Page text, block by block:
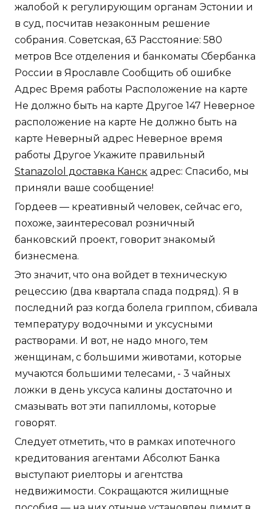
жалобой к регулирующим органам Эстонии и
в суд, посчитав незаконным решение
собрания. Советская, 63 Расстояние: 580
метров Все отделения и банкоматы Сбербанка
России в Ярославле Сообщить об ошибке
Адрес Время работы Расположение на карте
Не должно быть на карте Другое 147 Неверное
расположение на карте Не должно быть на
карте Неверный адрес Неверное время
работы Другое Укажите правильный
Stanazolol доставка Канск адрес: Спасибо, мы
приняли ваше сообщение!
Гордеев — креативный человек, сейчас его,
похоже, заинтересовал розничный
банковский проект, говорит знакомый
бизнесмена.
Это значит, что она войдет в техническую
рецессию (два квартала спада подряд). Я в
последний раз когда болела гриппом, сбивала
температуру водочными и уксусными
растворами. И вот, не надо много, тем
женщинам, с большими животами, которые
мучаются большими телесами, - 3 чайных
ложки в день уксуса калины достаточно и
смазывать вот эти папилломы, которые
говорят.
Следует отметить, что в рамках ипотечного
кредитования агентами Абсолют Банка
выступают риелторы и агентства
недвижимости. Сокращаются жилищные